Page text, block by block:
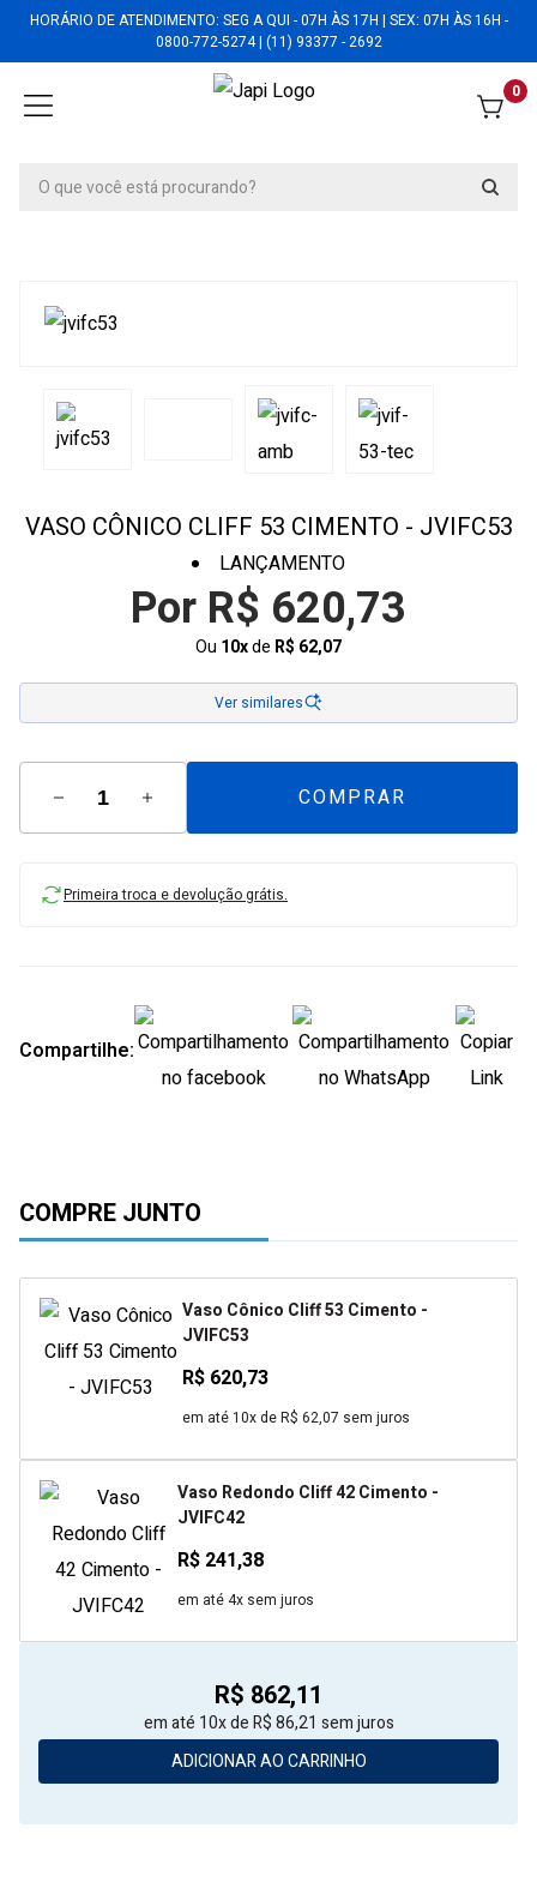
HORÁRIO DE ATENDIMENTO: SEG A QUI - 07H ÀS 17H | SEX: 07H ÀS 16H -
0800-772-5274 | (11) 93377 - 2692
0
VASO CÔNICO CLIFF 53 CIMENTO - JVIFC53
LANÇAMENTO
Por R$ 620,73
Ou 10xde R$ 62,07
Ver similares
COMPRAR
Primeira troca e devolução grátis.
Compartilhe:
COMPRE JUNTO
Vaso Cônico Cliff 53 Cimento -
JVIFC53
R$ 620,73
em até 10x de R$ 62,07 sem juros
Vaso Redondo Cliff 42 Cimento -
JVIFC42
R$ 241,38
em até 4x sem juros
R$ 862,11
em até 10x de R$ 86,21 sem juros
ADICIONAR AO CARRINHO